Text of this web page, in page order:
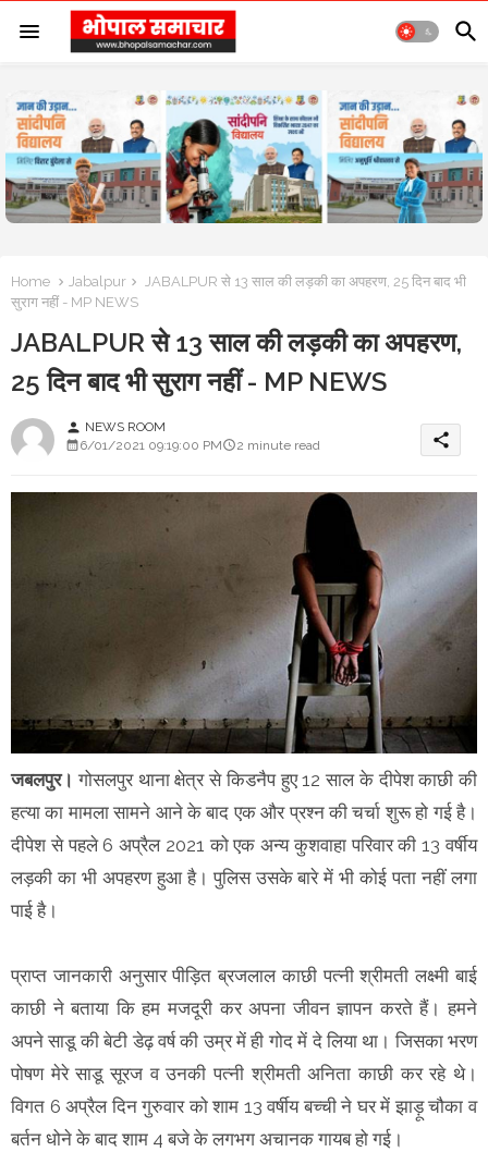
Home Jabalpur
JABALPUR से 13 साल की लड़की का अपहरण, 25 दिन बाद भी
सुराग नहीं - MP NEWS
JABALPUR से 13 साल की लड़की का अपहरण,
25 दिन बाद भी सुराग नहीं - MP NEWS
person NEWS ROOM
6/01/2021 09:19:00 PM
2 minute read share
जबलपुर। गोसलपुर थाना क्षेत्र से किडनैप हुए 12 साल के दीपेश काछी की
हत्या का मामला सामने आने के बाद एक और प्रश्न की चर्चा शुरू हो गई है।
दीपेश से पहले 6 अप्रैल 2021 को एक अन्य कुशवाहा परिवार की 13 वर्षीय
लड़की का भी अपहरण हुआ है। पुलिस उसके बारे में भी कोई पता नहीं लगा
पाई है।
प्राप्त जानकारी अनुसार पीड़ित ब्रजलाल काछी पत्नी श्रीमती लक्ष्मी बाई
काछी ने बताया कि हम मजदूरी कर अपना जीवन ज्ञापन करते हैं। हमने
अपने साडू की बेटी डेढ़ वर्ष की उम्र में ही गोद में दे लिया था। जिसका भरण
पोषण मेरे साडू सूरज व उनकी पत्नी श्रीमती अनिता काछी कर रहे थे।
विगत 6 अप्रैल दिन गुरुवार को शाम 13 वर्षीय बच्ची ने घर में झाड़ू चौका व
बर्तन धोने के बाद शाम 4 बजे के लगभग अचानक गायब हो गई।